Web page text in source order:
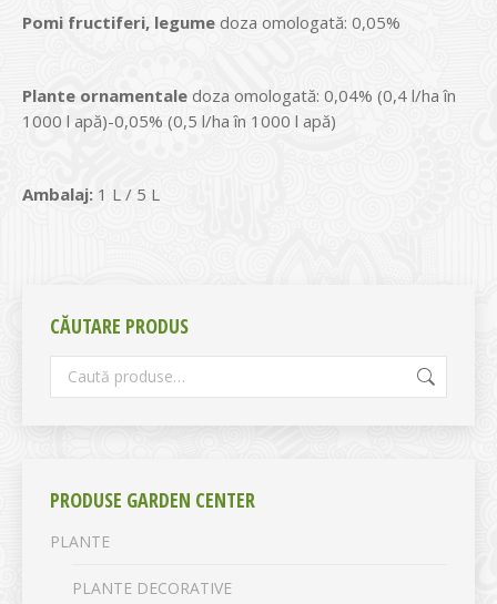
Pomi fructiferi, legume doza omologată: 0,05%
Plante ornamentale doza omologată: 0,04% (0,4 l/ha în
1000 l apă)-0,05% (0,5 l/ha în 1000 l apă)
Ambalaj: 1 L / 5 L
CĂUTARE PRODUS
PRODUSE GARDEN CENTER
PLANTE
PLANTE DECORATIVE